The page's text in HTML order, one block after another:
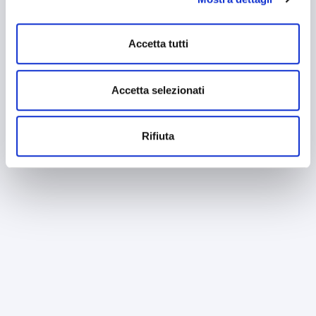
mantenendo le impostazioni di default (solo cookie tecnici
attivi).
Accetta tutti
Accetta selezionati
Rifiuta